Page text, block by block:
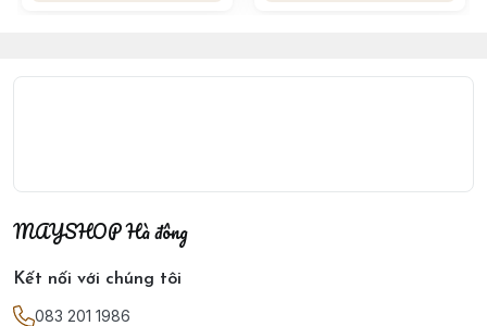
MAYSHOP Hà đông
Kết nối với chúng tôi
083 201 1986